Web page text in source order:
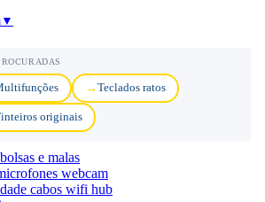
▼
Teclados ratos
originais
e malas
webcam
cabos wifi hub